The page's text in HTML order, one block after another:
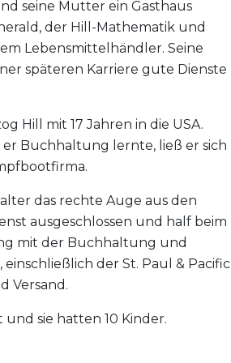
seine Mutter ein Gasthaus
der Hill-Mathematik und
Lebensmittelhändler. Seine
späteren Karriere gute Dienste
Hill mit 17 Jahren in die USA.
Buchhaltung lernte, ließ er sich
das rechte Auge aus den
ausgeschlossen und half beim
mit der Buchhaltung und
der St. Paul & Pacific
Versand.
sie hatten 10 Kinder.